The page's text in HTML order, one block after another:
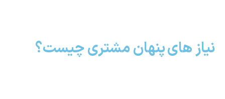
نیاز های پنهان مشتری چیست؟